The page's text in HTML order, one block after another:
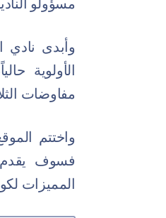
مسؤولو
وأبدى نادي
الأولوية
مفاوضات
واختتم
فسوف
المميزات